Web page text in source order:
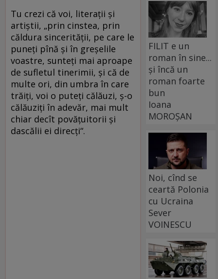
Tu crezi că voi, literaţii şi
artiştii, „prin cinstea, prin
căldura sincerităţii, pe care le
puneţi pînă şi în greşelile
voastre, sunteţi mai aproape
de sufletul tinerimii, şi că de
multe ori, din umbra în care
trăiţi, voi o puteţi călăuzi, ş-o
călăuziţi în adevăr, mai mult
chiar decît povăţuitorii şi
dascălii ei direcţi“.
FILIT e un
roman în sine...
și încă un
roman foarte
bun
Ioana
MOROȘAN
Noi, cînd se
ceartă Polonia
cu Ucraina
Sever
VOINESCU